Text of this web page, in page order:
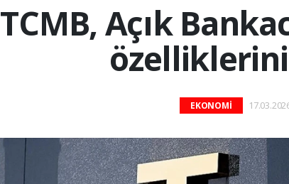
TCMB, Açık
EKONOMİ